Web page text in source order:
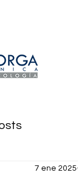
7 ene 2025